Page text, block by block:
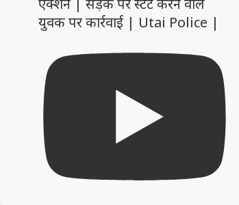
युवक पर कार्रवाई | Utai Police |